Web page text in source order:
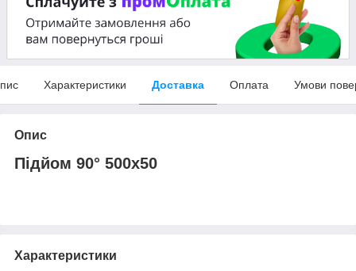
Характеристики Доставка Оплата Умови
Опис
Підйом 90° 500х50
Характеристики